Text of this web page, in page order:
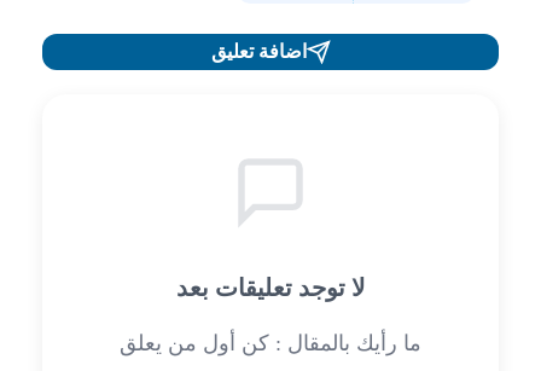
اضافة تعليق
لا توجد تعليقات بعد
ما رأيك بالمقال : كن أول من يعلق